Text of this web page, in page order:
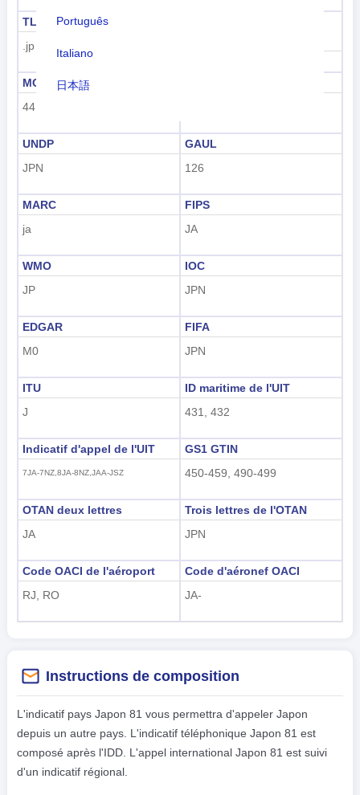
Português
Italiano
日本語
한국어
TLD
.jp
MCC
441
UNDP
JPN
GAUL
126
MARC
ja
FIPS
JA
WMO
JP
IOC
JPN
EDGAR
M0
FIFA
JPN
ITU
J
ID maritime de l'UIT
431, 432
Indicatif d'appel de l'UIT
7JA-7NZ,8JA-8NZ,JAA-JSZ
GS1 GTIN
450-459, 490-499
OTAN deux lettres
JA
Trois lettres de l'OTAN
JPN
Code OACI de l'aéroport
RJ, RO
Code d'aéronef OACI
JA-
Instructions de composition
L'indicatif pays Japon 81 vous permettra d'appeler Japon
depuis un autre pays. L'indicatif téléphonique Japon 81 est
composé après l'IDD. L'appel international Japon 81 est suivi
d'un indicatif régional.